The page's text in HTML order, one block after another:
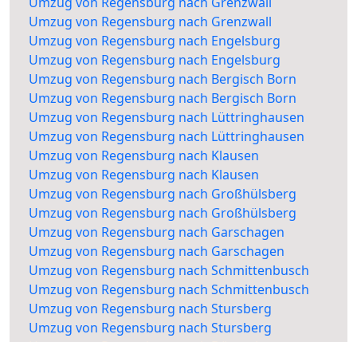
Umzug von Regensburg nach Grenzwall
Umzug von Regensburg nach Engelsburg
Umzug von Regensburg nach Engelsburg
Umzug von Regensburg nach Bergisch Born
Umzug von Regensburg nach Bergisch Born
Umzug von Regensburg nach Lüttringhausen
Umzug von Regensburg nach Lüttringhausen
Umzug von Regensburg nach Klausen
Umzug von Regensburg nach Klausen
Umzug von Regensburg nach Großhülsberg
Umzug von Regensburg nach Großhülsberg
Umzug von Regensburg nach Garschagen
Umzug von Regensburg nach Garschagen
Umzug von Regensburg nach Schmittenbusch
Umzug von Regensburg nach Schmittenbusch
Umzug von Regensburg nach Stursberg
Umzug von Regensburg nach Stursberg